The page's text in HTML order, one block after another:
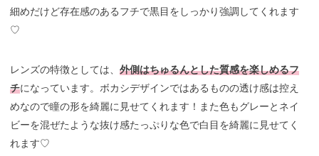
細めだけど存在感のあるフチで黒目をしっかり強調してくれます
♡
レンズの特徴としては、外側はちゅるんとした質感を楽しめるフ
チになっています。ボカシデザインではあるものの透け感は控え
めなので瞳の形を綺麗に見せてくれます！また色もグレーとネイ
ビーを混ぜたような抜け感たっぷりな色で白目を綺麗に見せてく
れます♡